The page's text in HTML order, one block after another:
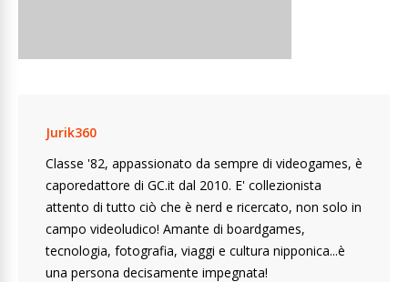
Jurik360
Classe '82, appassionato da sempre di videogames, è
caporedattore di GC.it dal 2010. E' collezionista
attento di tutto ciò che è nerd e ricercato, non solo in
campo videoludico! Amante di boardgames,
tecnologia, fotografia, viaggi e cultura nipponica...è
una persona decisamente impegnata!